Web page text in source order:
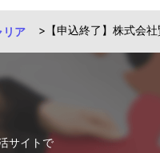
リア 【申込終了】株式会
サイトで